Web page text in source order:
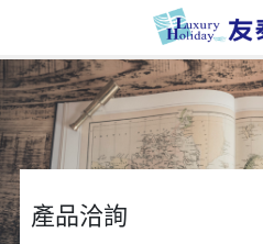
產品洽詢